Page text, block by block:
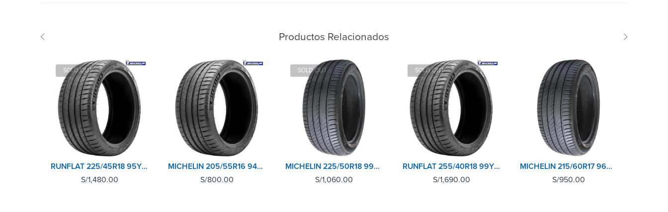
Productos Relacionados
SOLD OUT
RUNFLAT 225/45R18 95Y XL TL PILOT SPORT 4 MICHELIN
S/1,480.00
MICHELIN 205/55R16 94Y XL TL PILOT SPORT 4
S/800.00
SOLD OUT
MICHELIN 225/50R18 99W XL TL PRIMACY 4+
S/1,060.00
SOLD OUT
RUNFLAT 255/40R18 99Y XL TL PILOT SPORT 4 MICHELIN
S/1,690.00
MICHELIN 215/60R17 96V XL TL PRIMACY 4+
S/950.00